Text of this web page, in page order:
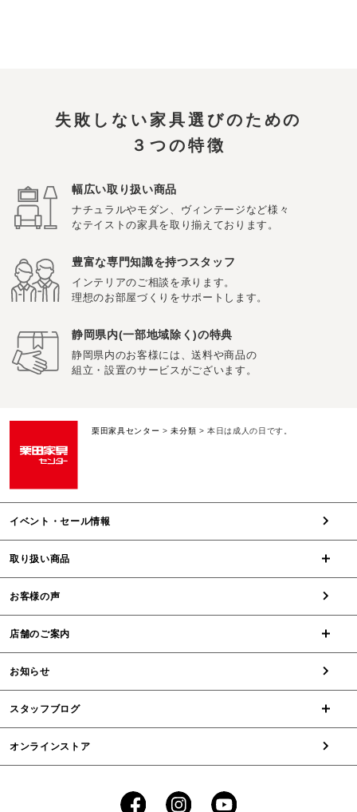
失敗しない家具選びのための
３つの特徴
幅広い取り扱い商品
ナチュラルやモダン、ヴィンテージなど様々
なテイストの家具を取り揃えております。
豊富な専門知識を持つスタッフ
インテリアのご相談を承ります。
理想のお部屋づくりをサポートします。
静岡県内(一部地域除く)の特典
静岡県内のお客様には、送料や商品の
組立・設置のサービスがございます。
栗田家具センター >未分類 >本日は成人の日です。
イベント・セール情報
取り扱い商品
お客様の声
店舗のご案内
お知らせ
スタッフブログ
オンラインストア